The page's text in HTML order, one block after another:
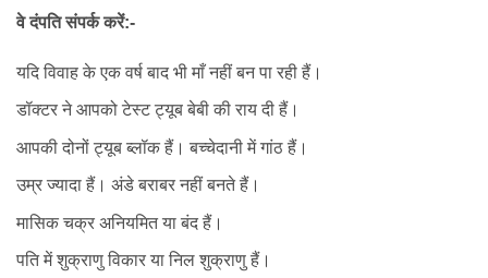
वे दंपति संपर्क करें:-
यदि विवाह के एक वर्ष बाद भी माँ नहीं बन पा रही हैं।
डॉक्टर ने आपको टेस्ट ट्यूब बेबी की राय दी हैं।
आपकी दोनों ट्यूब ब्लॉक हैं। बच्चेदानी में गांठ हैं।
उम्र ज्यादा हैं। अंडे बराबर नहीं बनते हैं।
मासिक चक्र अनियमित या बंद हैं।
पति में शुक्राणु विकार या निल शुक्राणु हैं।